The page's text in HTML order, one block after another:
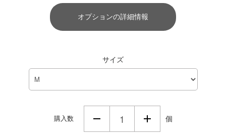
オプションの詳細情報
サイズ
購入数 個